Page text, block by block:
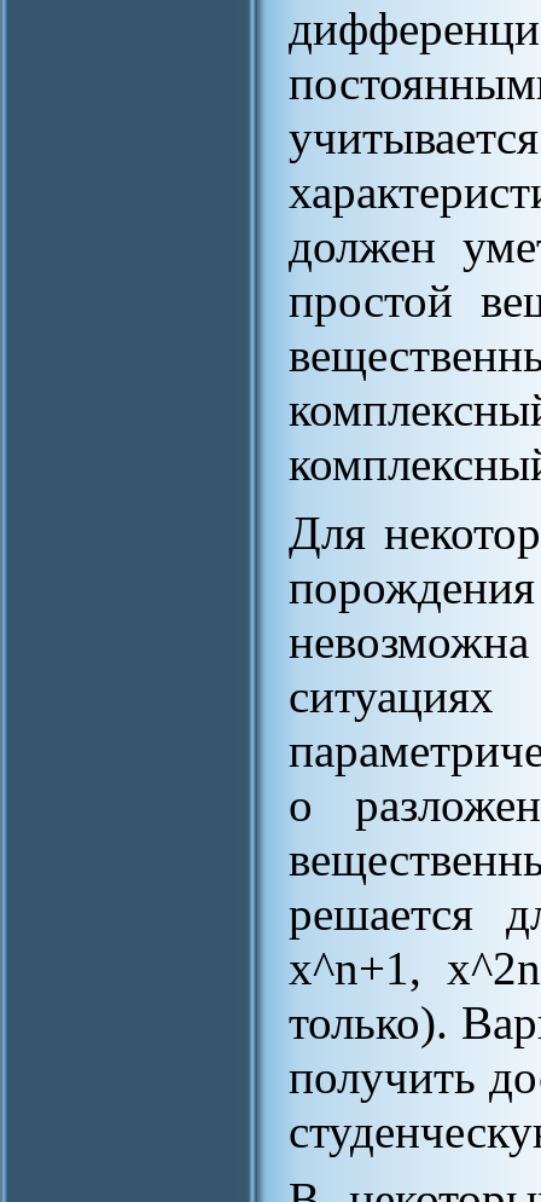
должен
простой
Для
о
решается
x^n+1,
только).
получить